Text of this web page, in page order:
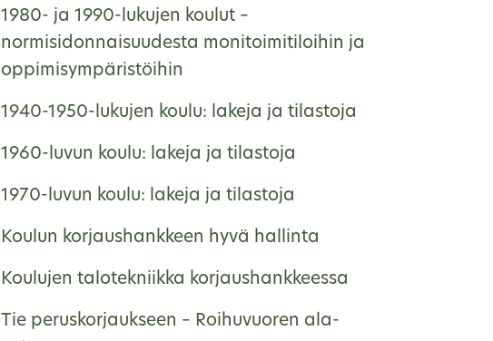
1980- ja 1990-lukujen koulut –
normisidonnaisuudesta monitoimitiloihin ja
oppimisympäristöihin
1940-1950-lukujen koulu: lakeja ja tilastoja
1960-luvun koulu: lakeja ja tilastoja
1970-luvun koulu: lakeja ja tilastoja
Koulun korjaushankkeen hyvä hallinta
Koulujen talotekniikka korjaushankkeessa
Tie peruskorjaukseen – Roihuvuoren ala-